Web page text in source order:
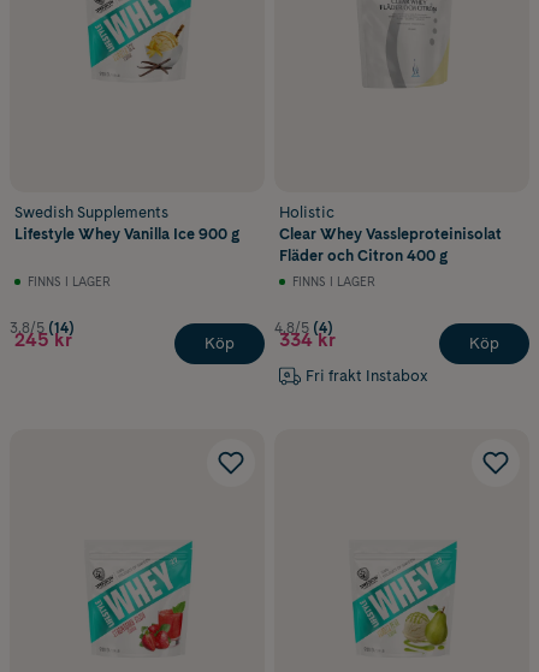
Swedish Supplements
Lifestyle Whey Vanilla Ice 900 g
FINNS I LAGER
3.8/5 (14)
245 kr Köp
Holistic
Clear Whey Vassleproteinisolat
Fläder och Citron 400 g
FINNS I LAGER
4.8/5 (4)
334 kr
Fri frakt Instabox
Köp